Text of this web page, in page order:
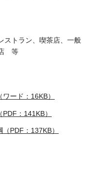
ストラン、喫茶店、一般
店 等
ード：16KB）
：141KB）
PDF：137KB）